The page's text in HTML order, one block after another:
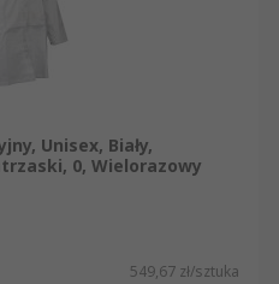
Unisex, Biały,
0, Wielorazowy
549,67 zł/sztuka